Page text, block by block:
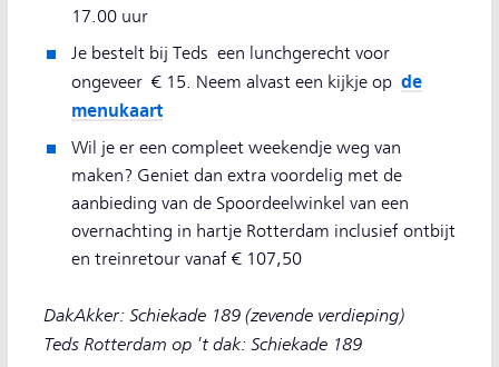
17.00 uur
Je bestelt bij Teds een lunchgerecht voor
ongeveer € 15. Neem alvast een kijkje op de
menukaart
Wil je er een compleet weekendje weg van
maken? Geniet dan extra voordelig met de
aanbieding van de Spoordeelwinkel van een
overnachting in hartje Rotterdam inclusief ontbijt
en treinretour vanaf € 107,50
DakAkker: Schiekade 189 (zevende verdieping)
Teds Rotterdam op 't dak: Schiekade 189